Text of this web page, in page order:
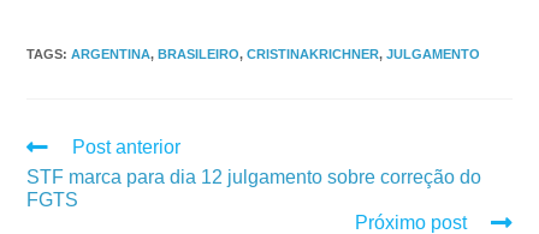
TAGS:ARGENTINA, BRASILEIRO, CRISTINAKRICHNER, JULGAMENTO
Post anterior
STF marca para dia 12 julgamento sobre correção do
FGTS
Próximo post